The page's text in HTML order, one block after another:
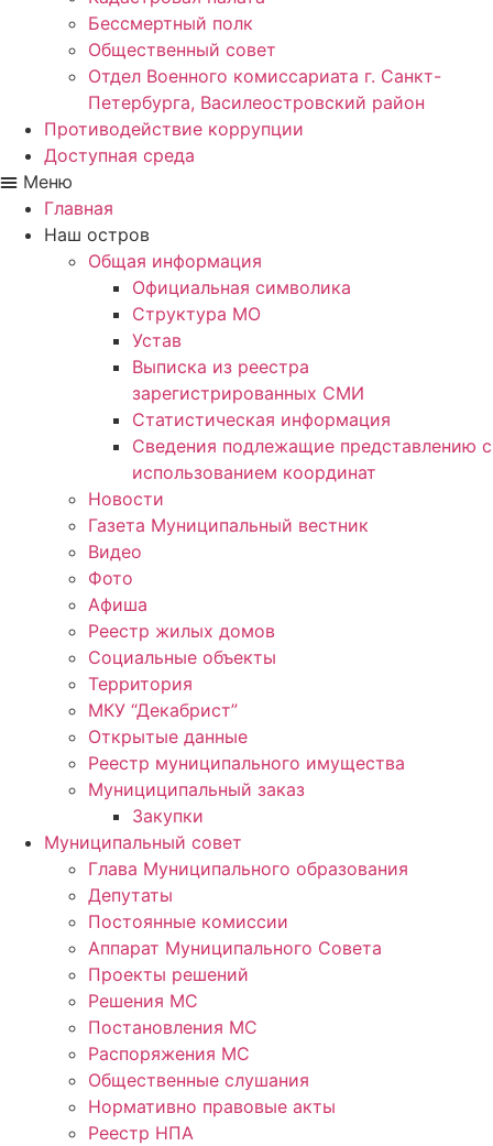
Бессмертный полк
Общественный совет
Отдел Военного комиссариата г. Санкт-
Петербурга, Василеостровский район
Противодействие коррупции
Доступная среда
Меню
Главная
Наш остров
Общая информация
Официальная символика
Структура МО
Устав
Выписка из реестра
зарегистрированных СМИ
Статистическая информация
Сведения подлежащие представлению с
использованием координат
Новости
Газета Муниципальный вестник
Видео
Фото
Афиша
Реестр жилых домов
Социальные объекты
Территория
МКУ “Декабрист”
Открытые данные
Реестр муниципального имущества
Мунициципальный заказ
Закупки
Муниципальный совет
Глава Муниципального образования
Депутаты
Постоянные комиссии
Аппарат Муниципального Совета
Проекты решений
Решения МС
Постановления МС
Распоряжения МС
Общественные слушания
Нормативно правовые акты
Реестр НПА